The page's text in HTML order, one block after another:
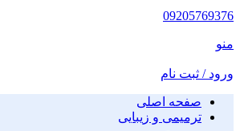
09205769376
منو
ورود / ثبت نام
صفحه اصلی
ترمیمی و زیبایی